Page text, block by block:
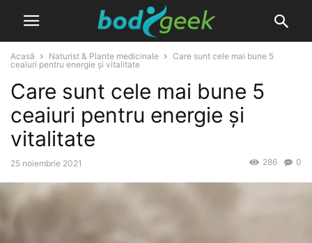
Acasă Naturist & Plante medicinale
Care sunt cele mai bune 5
ceaiuri pentru energie și vitalitate
Care sunt cele mai bune 5
ceaiuri pentru energie și
vitalitate
25 noiembrie 2021 0
286